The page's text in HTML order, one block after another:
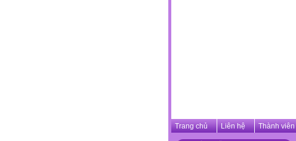
Trang chủ Liên hệ Thành viên